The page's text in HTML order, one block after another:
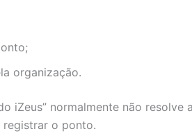
organização.
iZeus” normalmente não resolve
registrar o ponto.